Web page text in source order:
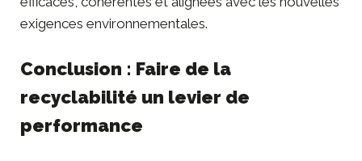
exigences environnementales.
Conclusion : Faire de la
recyclabilité un levier de
performance